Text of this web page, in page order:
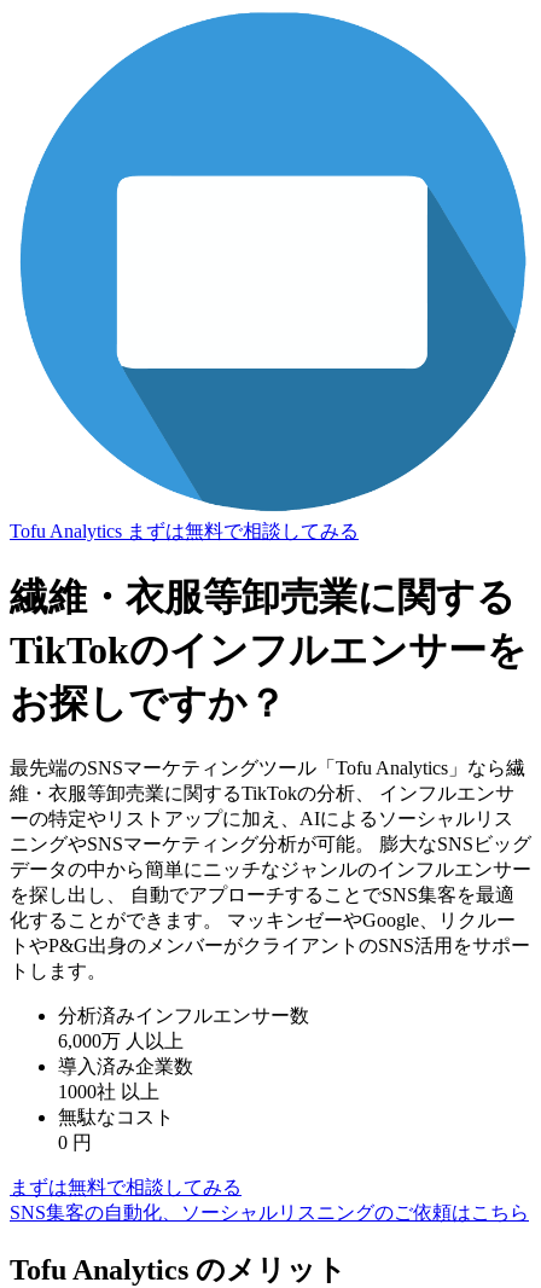
Tofu Analytics まずは無料で相談してみる
繊維・衣服等卸売業に関する
TikTokのインフルエンサーを
お探しですか？
最先端のSNSマーケティングツール「Tofu Analytics」なら繊
維・衣服等卸売業に関するTikTokの分析、 インフルエンサ
ーの特定やリストアップに加え、AIによるソーシャルリス
ニングやSNSマーケティング分析が可能。 膨大なSNSビッグ
データの中から簡単にニッチなジャンルのインフルエンサー
を探し出し、 自動でアプローチすることでSNS集客を最適
化することができます。 マッキンゼーやGoogle、リクルー
トやP&G出身のメンバーがクライアントのSNS活用をサポー
トします。
分析済みインフルエンサー数
6,000万 人以上
導入済み企業数
1000社 以上
無駄なコスト
0 円
まずは無料で相談してみる
SNS集客の自動化、ソーシャルリスニングのご依頼はこちら
Tofu Analytics のメリット